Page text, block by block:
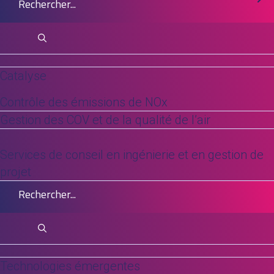
Catalyse
Contrôle des émissions de NOx
Gestion des COV et de la qualité de l’air
Services de conseil en ingénierie et en gestion de
projet
Technologies émergentes
La valorisation des déchets
agroalimentaires est une activité en plein
essor, notamment en ce qui concerne les
vin et distilleries), grâce à la technologie de
filtration à flux croisés utilisant des
membranes céramiques.
Ce procédé a été choisi en raison de sa
sélectivité, de son taux de récupération et
de sa résistance aux hautes températures
(à la sortie de la distillerie).
Cette technologie permet la filtration de